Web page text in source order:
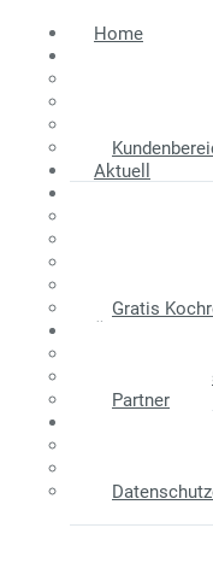
Home
Aktuell
Gratis
Unser
Partner